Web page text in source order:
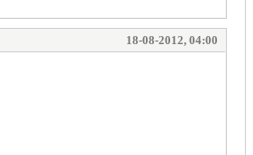
18-08-2012, 04:00